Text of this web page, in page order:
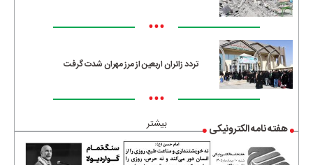
•••
تردد زائران اربعین از مرز مهران شدت گرفت
•••
بیشتر هفته نامه الکترونیکی